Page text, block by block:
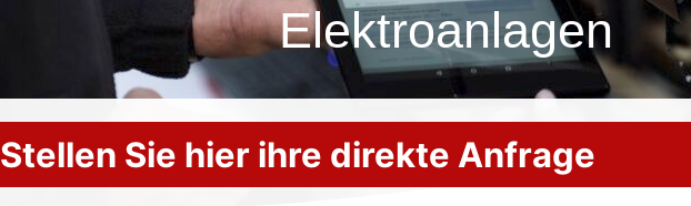
Elektroanlagen
Stellen Sie hier ihre direkte Anfrage